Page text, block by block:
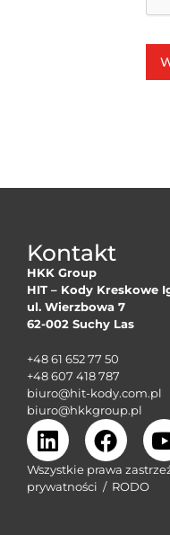
Kontakt
HKK Group
HIT – Kody Kreskowe
ul. Wierzbowa 7
62-002 Suchy Las
+48 61 652 77 50
+48 607 418 787
biuro@hit-kody.com.pl
biuro@hkkgroup.pl
Wszystkie prawa
prywatności / RODO